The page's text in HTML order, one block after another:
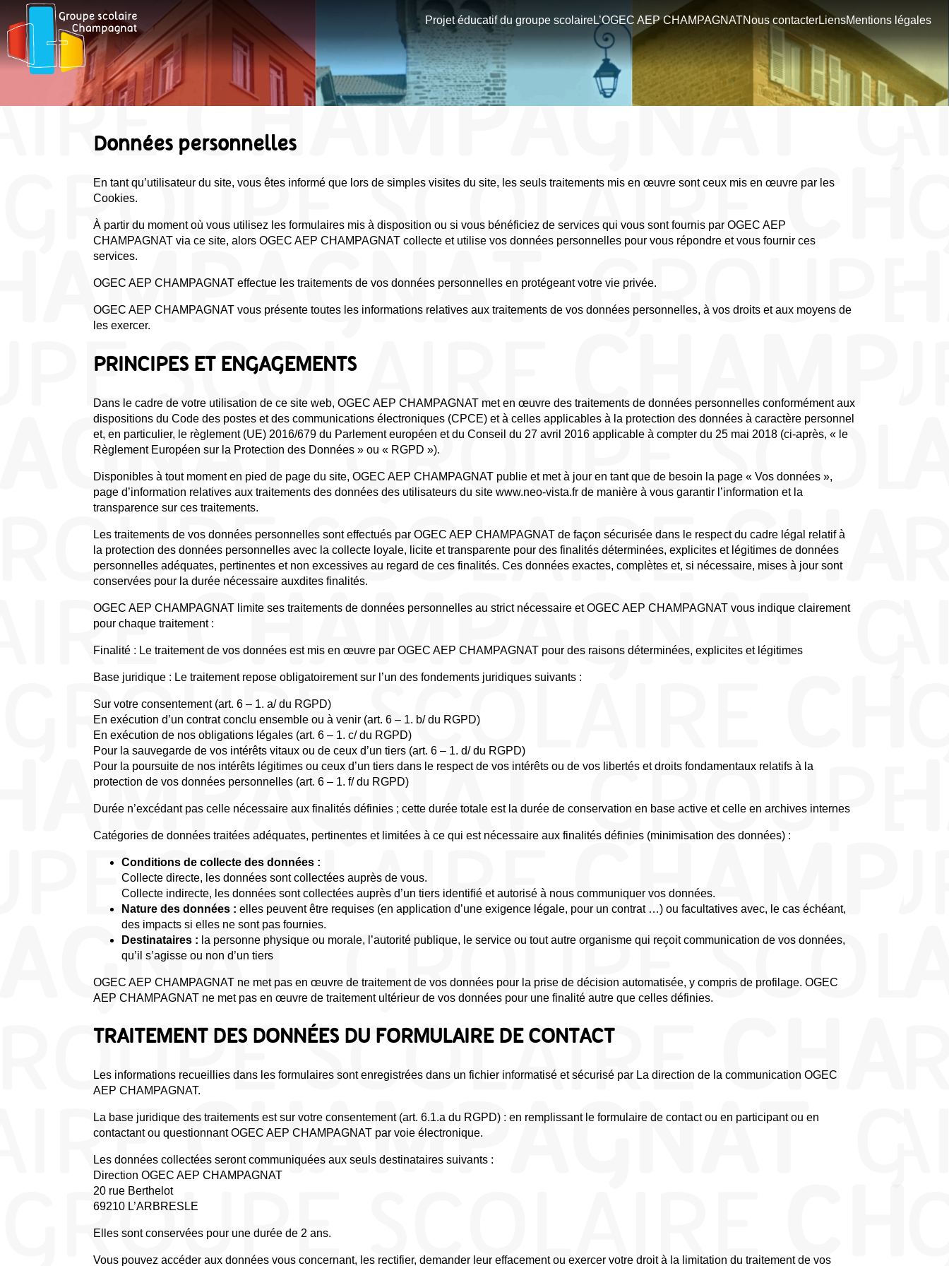
Projet éducatif du groupe scolaireL’OGEC AEP CHAMPAGNATNous contacterLiensMentions légales
Données personnelles
En tant qu’utilisateur du site, vous êtes informé que lors de simples visites du site, les seuls traitements mis en œuvre sont ceux mis en œuvre par les
Cookies.
À partir du moment où vous utilisez les formulaires mis à disposition ou si vous bénéficiez de services qui vous sont fournis par OGEC AEP
CHAMPAGNAT via ce site, alors OGEC AEP CHAMPAGNAT collecte et utilise vos données personnelles pour vous répondre et vous fournir ces
services.
OGEC AEP CHAMPAGNAT effectue les traitements de vos données personnelles en protégeant votre vie privée.
OGEC AEP CHAMPAGNAT vous présente toutes les informations relatives aux traitements de vos données personnelles, à vos droits et aux moyens de
les exercer.
PRINCIPES ET ENGAGEMENTS
Dans le cadre de votre utilisation de ce site web, OGEC AEP CHAMPAGNAT met en œuvre des traitements de données personnelles conformément aux
dispositions du Code des postes et des communications électroniques (CPCE) et à celles applicables à la protection des données à caractère personnel
et, en particulier, le règlement (UE) 2016/679 du Parlement européen et du Conseil du 27 avril 2016 applicable à compter du 25 mai 2018 (ci-après, « le
Règlement Européen sur la Protection des Données » ou « RGPD »).
Disponibles à tout moment en pied de page du site, OGEC AEP CHAMPAGNAT publie et met à jour en tant que de besoin la page « Vos données »,
page d’information relatives aux traitements des données des utilisateurs du site www.neo-vista.fr de manière à vous garantir l’information et la
transparence sur ces traitements.
Les traitements de vos données personnelles sont effectués par OGEC AEP CHAMPAGNAT de façon sécurisée dans le respect du cadre légal relatif à
la protection des données personnelles avec la collecte loyale, licite et transparente pour des finalités déterminées, explicites et légitimes de données
personnelles adéquates, pertinentes et non excessives au regard de ces finalités. Ces données exactes, complètes et, si nécessaire, mises à jour sont
conservées pour la durée nécessaire auxdites finalités.
OGEC AEP CHAMPAGNAT limite ses traitements de données personnelles au strict nécessaire et OGEC AEP CHAMPAGNAT vous indique clairement
pour chaque traitement :
Finalité : Le traitement de vos données est mis en œuvre par OGEC AEP CHAMPAGNAT pour des raisons déterminées, explicites et légitimes
Base juridique : Le traitement repose obligatoirement sur l’un des fondements juridiques suivants :
Sur votre consentement (art. 6 – 1. a/ du RGPD)
En exécution d’un contrat conclu ensemble ou à venir (art. 6 – 1. b/ du RGPD)
En exécution de nos obligations légales (art. 6 – 1. c/ du RGPD)
Pour la sauvegarde de vos intérêts vitaux ou de ceux d’un tiers (art. 6 – 1. d/ du RGPD)
Pour la poursuite de nos intérêts légitimes ou ceux d’un tiers dans le respect de vos intérêts ou de vos libertés et droits fondamentaux relatifs à la
protection de vos données personnelles (art. 6 – 1. f/ du RGPD)
Durée n’excédant pas celle nécessaire aux finalités définies ; cette durée totale est la durée de conservation en base active et celle en archives internes
Catégories de données traitées adéquates, pertinentes et limitées à ce qui est nécessaire aux finalités définies (minimisation des données) :
Conditions de collecte des données :
Collecte directe, les données sont collectées auprès de vous.
Collecte indirecte, les données sont collectées auprès d’un tiers identifié et autorisé à nous communiquer vos données.
Nature des données : elles peuvent être requises (en application d’une exigence légale, pour un contrat …) ou facultatives avec, le cas échéant,
des impacts si elles ne sont pas fournies.
Destinataires : la personne physique ou morale, l’autorité publique, le service ou tout autre organisme qui reçoit communication de vos données,
qu’il s’agisse ou non d’un tiers
OGEC AEP CHAMPAGNAT ne met pas en œuvre de traitement de vos données pour la prise de décision automatisée, y compris de profilage. OGEC
AEP CHAMPAGNAT ne met pas en œuvre de traitement ultérieur de vos données pour une finalité autre que celles définies.
TRAITEMENT DES DONNÉES DU FORMULAIRE DE CONTACT
Les informations recueillies dans les formulaires sont enregistrées dans un fichier informatisé et sécurisé par La direction de la communication OGEC
AEP CHAMPAGNAT.
La base juridique des traitements est sur votre consentement (art. 6.1.a du RGPD) : en remplissant le formulaire de contact ou en participant ou en
contactant ou questionnant OGEC AEP CHAMPAGNAT par voie électronique.
Les données collectées seront communiquées aux seuls destinataires suivants :
Direction OGEC AEP CHAMPAGNAT
20 rue Berthelot
69210 L’ARBRESLE
Elles sont conservées pour une durée de 2 ans.
Vous pouvez accéder aux données vous concernant, les rectifier, demander leur effacement ou exercer votre droit à la limitation du traitement de vos